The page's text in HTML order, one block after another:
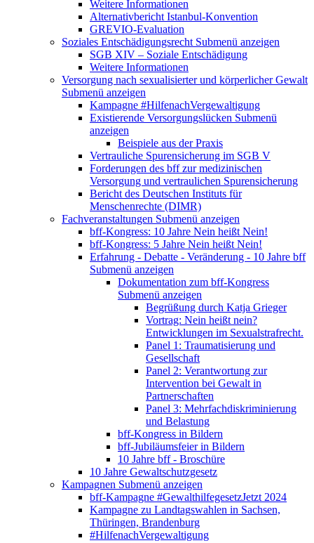
Weitere Informationen
Alternativbericht Istanbul-Konvention
GREVIO-Evaluation
Soziales Entschädigungsrecht Submenü anzeigen
SGB XIV – Soziale Entschädigung
Weitere Informationen
Versorgung nach sexualisierter und körperlicher Gewalt
Submenü anzeigen
Kampagne #HilfenachVergewaltigung
Existierende Versorgungslücken Submenü
anzeigen
Beispiele aus der Praxis
Vertrauliche Spurensicherung im SGB V
Forderungen des bff zur medizinischen
Versorgung und vertraulichen Spurensicherung
Bericht des Deutschen Instituts für
Menschenrechte (DIMR)
Fachveranstaltungen Submenü anzeigen
bff-Kongress: 10 Jahre Nein heißt Nein!
bff-Kongress: 5 Jahre Nein heißt Nein!
Erfahrung - Debatte - Veränderung - 10 Jahre bff
Submenü anzeigen
Dokumentation zum bff-Kongress
Submenü anzeigen
Begrüßung durch Katja Grieger
Vortrag: Nein heißt nein?
Entwicklungen im Sexualstrafrecht.
Panel 1: Traumatisierung und
Gesellschaft
Panel 2: Verantwortung zur
Intervention bei Gewalt in
Partnerschaften
Panel 3: Mehrfachdiskriminierung
und Belastung
bff-Kongress in Bildern
bff-Jubiläumsfeier in Bildern
10 Jahre bff - Broschüre
10 Jahre Gewaltschutzgesetz
Kampagnen Submenü anzeigen
bff-Kampagne #GewalthilfegesetzJetzt 2024
Kampagne zu Landtagswahlen in Sachsen,
Thüringen, Brandenburg
#HilfenachVergewaltigung